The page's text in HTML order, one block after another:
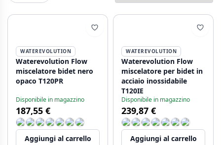
WATEREVOLUTION
Waterevolution Flow
miscelatore bidet nero
opaco T120PR
Disponibile in magazzino
187,55 €
Aggiungi al carrello
WATEREVOLUTION
Waterevolution Flow
miscelatore per bidet in
acciaio inossidabile
T120IE
Disponibile in magazzino
239,87 €
Aggiungi al carrello